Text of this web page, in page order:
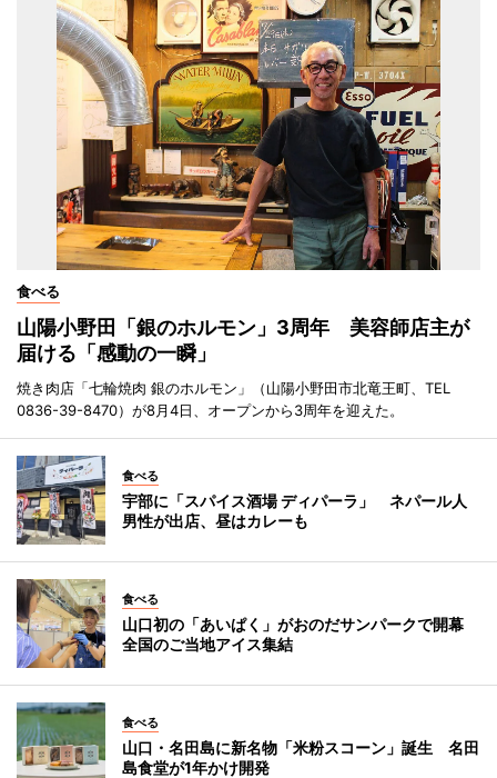
食べる
山陽小野田「銀のホルモン」3周年 美容師店主が
届ける「感動の一瞬」
焼き肉店「七輪焼肉 銀のホルモン」（山陽小野田市北竜王町、TEL
0836-39-8470）が8月4日、オープンから3周年を迎えた。
食べる
宇部に「スパイス酒場 ディパーラ」 ネパール人
男性が出店、昼はカレーも
食べる
山口初の「あいぱく」がおのだサンパークで開幕
全国のご当地アイス集結
食べる
山口・名田島に新名物「米粉スコーン」誕生 名田
島食堂が1年かけ開発